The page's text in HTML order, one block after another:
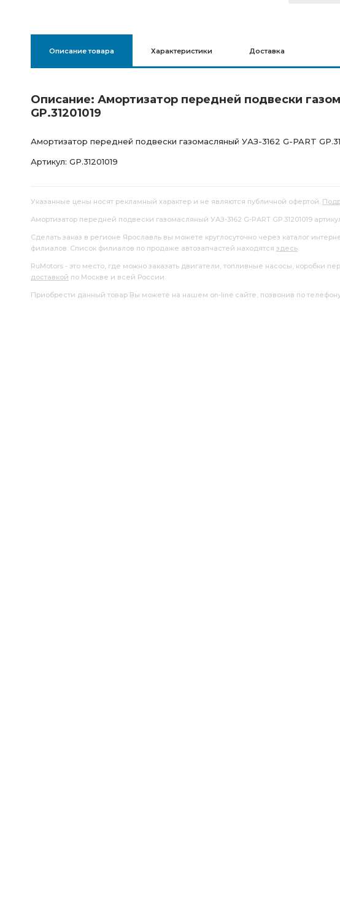
Описание товара Характеристики Доставка
Описание: Амортизатор передней подвески
GP.31201019
Амортизатор передней подвески газомасляный УАЗ-3162 G-PART
Артикул: GP.31201019
Указанные цены носят рекламный характер и не являются публичной офертой.
Амортизатор передней подвески газомасляный УАЗ-3162 G-PART GP.31201019
Сделать заказ в регионе Ярославль вы можете круглосуточно через каталог
филиалов. Список филиалов по продаже автозапчастей находятся здесь.
RuMotors - это место, где можно заказать двигатели, топливные насосы, коробки
доставкой по Москве и всей России.
Приобрести данный товар Вы можете на нашем on-line сайте, позвонив по